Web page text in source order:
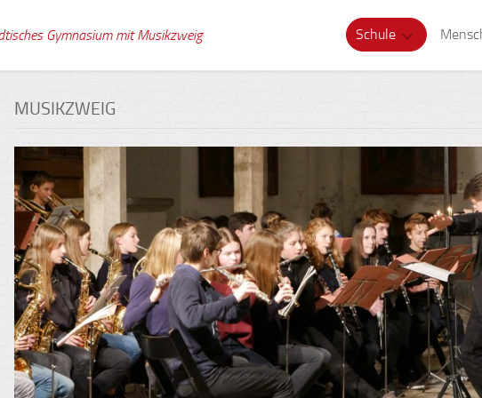
Gymnasium mit Musikzweig Schule
Rassismus
Gesunde
Schule
Digitale
Medien
Gebäude
Zeitsprünge
MUSIKZWEIG